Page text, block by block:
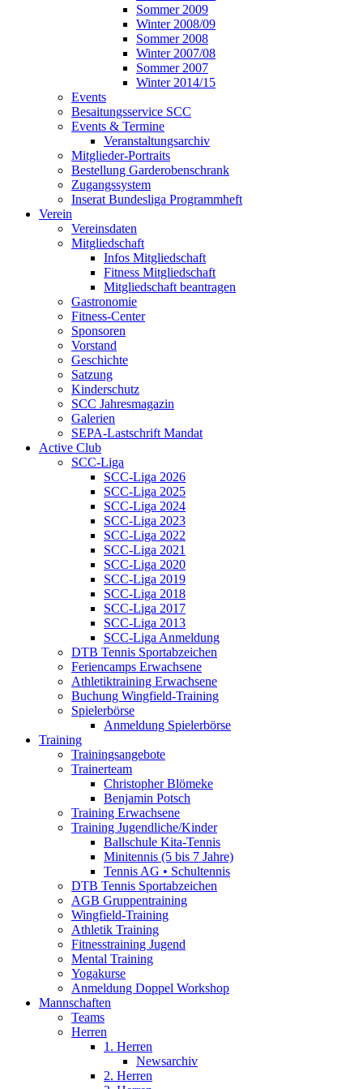
Sommer 2009
Winter 2008/09
Sommer 2008
Winter 2007/08
Sommer 2007
Winter 2014/15
Events
Besaitungsservice SCC
Events & Termine
Veranstaltungsarchiv
Mitglieder-Portraits
Bestellung Garderobenschrank
Zugangssystem
Inserat Bundesliga Programmheft
Verein
Vereinsdaten
Mitgliedschaft
Infos Mitgliedschaft
Fitness Mitgliedschaft
Mitgliedschaft beantragen
Gastronomie
Fitness-Center
Sponsoren
Vorstand
Geschichte
Satzung
Kinderschutz
SCC Jahresmagazin
Galerien
SEPA-Lastschrift Mandat
Active Club
SCC-Liga
SCC-Liga 2026
SCC-Liga 2025
SCC-Liga 2024
SCC-Liga 2023
SCC-Liga 2022
SCC-Liga 2021
SCC-Liga 2020
SCC-Liga 2019
SCC-Liga 2018
SCC-Liga 2017
SCC-Liga 2013
SCC-Liga Anmeldung
DTB Tennis Sportabzeichen
Feriencamps Erwachsene
Athletiktraining Erwachsene
Buchung Wingfield-Training
Spielerbörse
Anmeldung Spielerbörse
Training
Trainingsangebote
Trainerteam
Christopher Blömeke
Benjamin Potsch
Training Erwachsene
Training Jugendliche/Kinder
Ballschule Kita-Tennis
Minitennis (5 bis 7 Jahre)
Tennis AG • Schultennis
DTB Tennis Sportabzeichen
AGB Gruppentraining
Wingfield-Training
Athletik Training
Fitnesstraining Jugend
Mental Training
Yogakurse
Anmeldung Doppel Workshop
Mannschaften
Teams
Herren
1. Herren
Newsarchiv
2. Herren